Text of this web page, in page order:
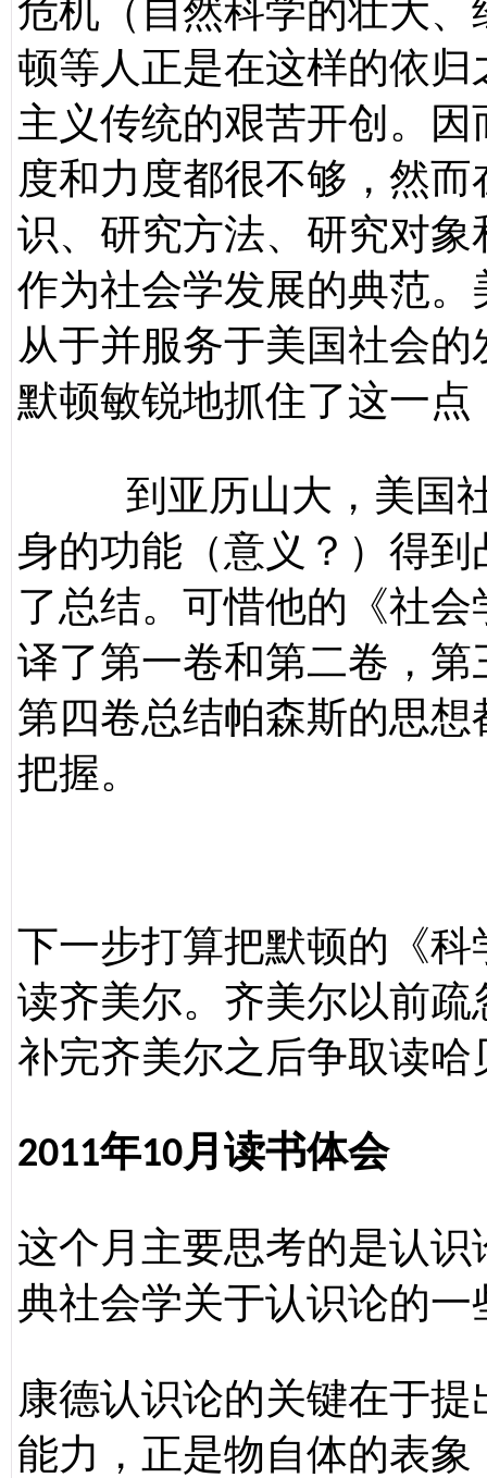
危机（自然科学的壮大
顿等人正是在这样的依
主义传统的艰苦开创。
度和力度都很不够，然
识、研究方法、研究对
作为社会学发展的典范
从于并服务于美国社会
默顿敏锐地抓住了这一
到亚历山大，美国
身的功能（意义？）得
了总结。可惜他的《社
译了第一卷和第二卷，
第四卷总结帕森斯的思
把握。
下一步打算把默顿的《
读齐美尔。齐美尔以前
补完齐美尔之后争取读
2011年10月读书体会
这个月主要思考的是认
典社会学关于认识论的一
康德认识论的关键在于
能力，正是物自体的表